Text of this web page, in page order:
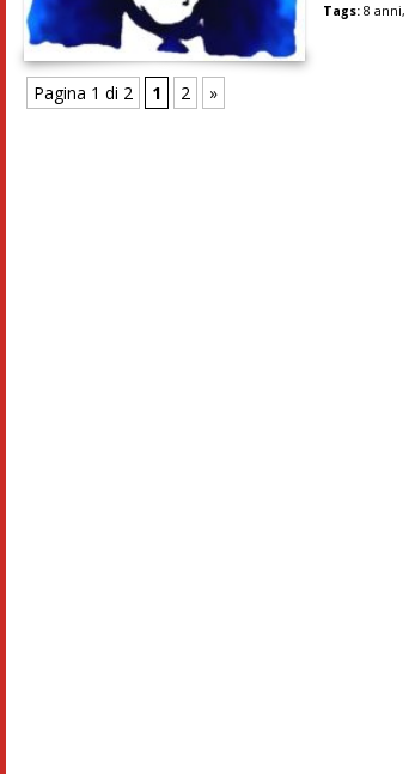
Tags: 8 anni,
Pagina 1 di 2 1 2 »